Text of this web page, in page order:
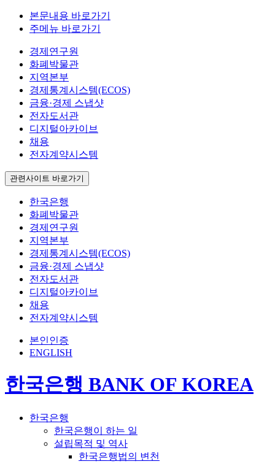
본문내용 바로가기
주메뉴 바로가기
경제연구원
화폐박물관
지역본부
경제통계시스템(ECOS)
금융·경제 스냅샷
전자도서관
디지털아카이브
채용
전자계약시스템
관련사이트 바로가기
한국은행
화폐박물관
경제연구원
지역본부
경제통계시스템(ECOS)
금융·경제 스냅샷
전자도서관
디지털아카이브
채용
전자계약시스템
본인인증
ENGLISH
한국은행 BANK OF KOREA
한국은행
한국은행이 하는 일
설립목적 및 역사
한국은행법의 변천